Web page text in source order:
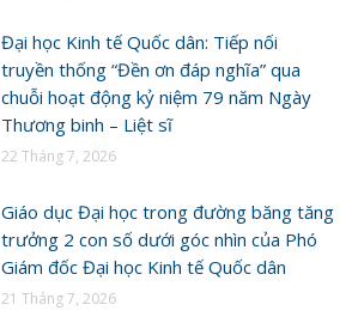
Đại học Kinh tế Quốc dân: Tiếp nối
truyền thống “Đền ơn đáp nghĩa” qua
chuỗi hoạt động kỷ niệm 79 năm Ngày
Thương binh – Liệt sĩ
22 Tháng 7, 2026
Giáo dục Đại học trong đường băng tăng
trưởng 2 con số dưới góc nhìn của Phó
Giám đốc Đại học Kinh tế Quốc dân
21 Tháng 7, 2026